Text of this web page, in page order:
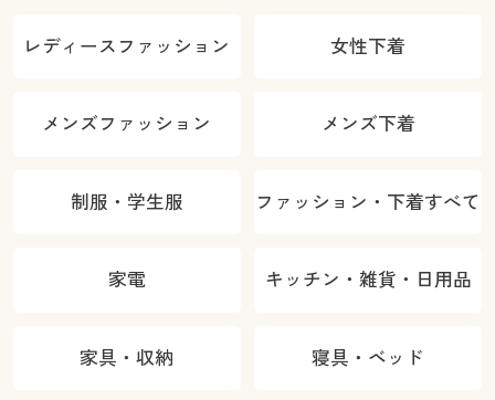
レディースファッション 女性下着
メンズファッション メンズ下着
制服・学生服 ファッション・下着すべて
家電 キッチン・雑貨・日用品
家具・収納 寝具・ベッド